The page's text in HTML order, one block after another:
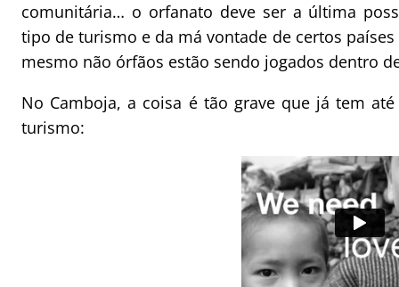
comunitária… o orfanato deve ser a última
tipo de turismo e da má vontade de certos
mesmo não órfãos estão sendo jogados dentro
No Camboja, a coisa é tão grave que já tem
turismo: